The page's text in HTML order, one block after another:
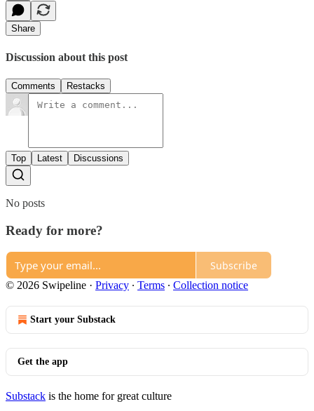
Share
Discussion about this post
Comments Restacks
Top Latest Discussions
No posts
Ready for more?
Subscribe
© 2026 Swipeline · Privacy ∙ Terms ∙ Collection notice
Start your Substack
Get the app
Substack is the home for great culture